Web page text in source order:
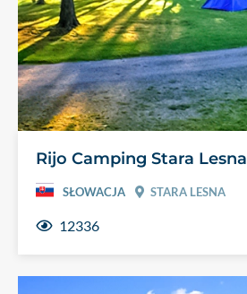
Rijo Camping Stara Lesna
SŁOWACJA STARA LESNA
12336